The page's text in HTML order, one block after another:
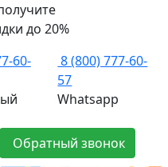
до 20%
60-
8 (800) 777-60-
57
Whatsapp
Обратный звонок